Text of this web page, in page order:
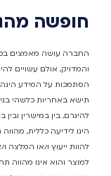
חופשה
החברה עושה מאמצים
והמדויק, אולם עשויים
הסתמכות על המידע
תישא באחריות כלשהי
להיגרם, בין במישרין
הינו לידיעה כללית,
להוות ייעוץ ו/או המלצה
למוצר והוא אינו מהווה